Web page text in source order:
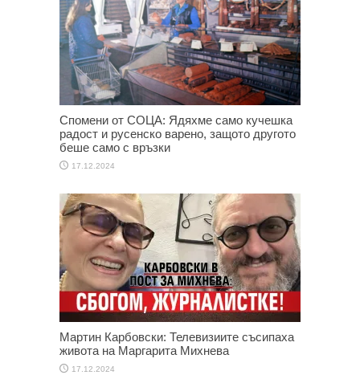
Спомени от СОЦА: Ядяхме само кучешка
радост и русенско варено, защото другото
беше само с връзки
17.12.2024
Мартин Карбовски: Телевизиите съсипаха
живота на Маргарита Михнева
17.12.2024